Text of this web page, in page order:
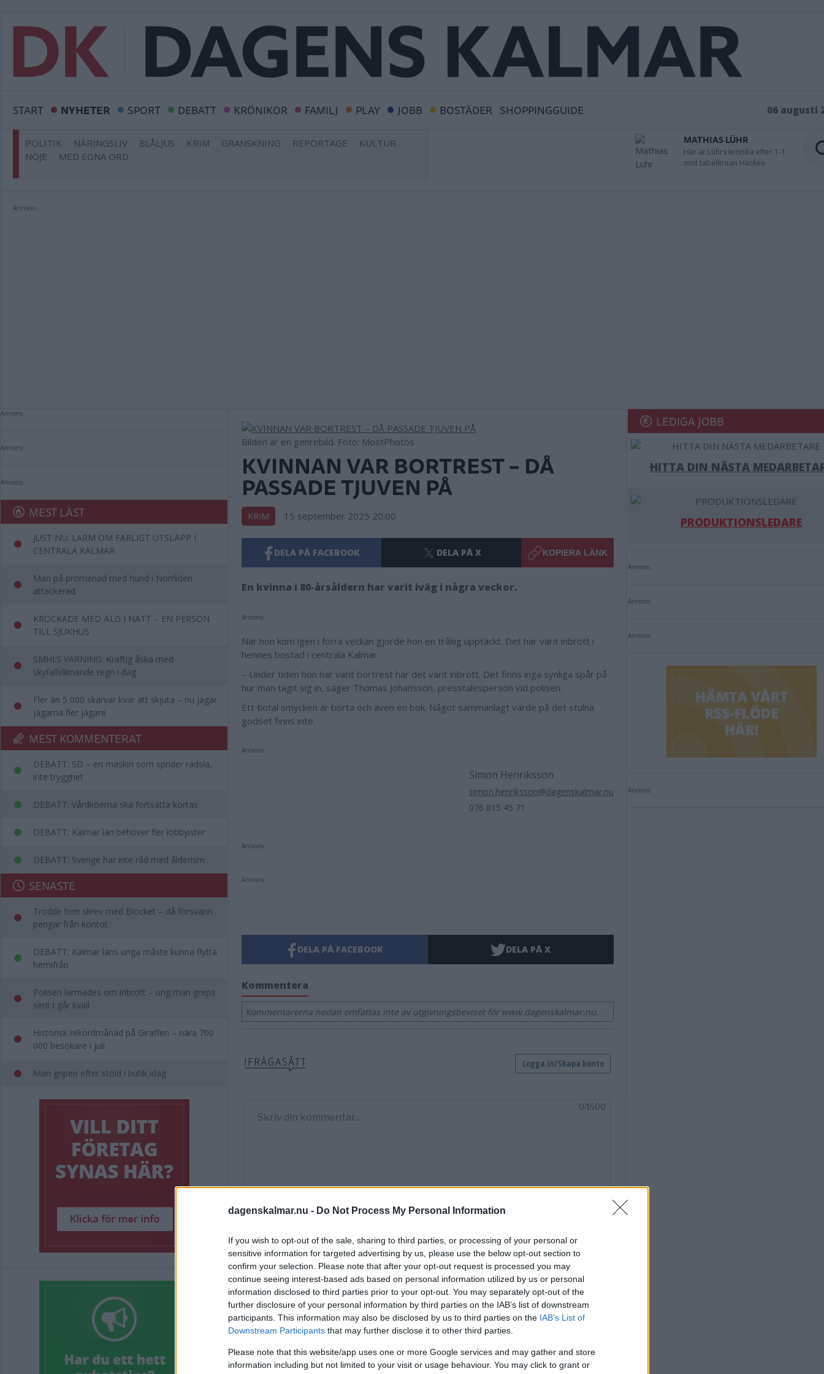
dagenskalmar.nu - Do Not Process My Personal Information
If you wish to opt-out of the sale, sharing to third parties, or processing of your personal or
sensitive information for targeted advertising by us, please use the below opt-out section to
confirm your selection. Please note that after your opt-out request is processed you may
continue seeing interest-based ads based on personal information utilized by us or personal
information disclosed to third parties prior to your opt-out. You may separately opt-out of the
further disclosure of your personal information by third parties on the IAB’s list of downstream
participants. This information may also be disclosed by us to third parties on the IAB’s List of
Downstream Participants that may further disclose it to other third parties.
Please note that this website/app uses one or more Google services and may gather and store
information including but not limited to your visit or usage behaviour. You may click to grant or
START NYHETER SPORT DEBATT KRÖNIKOR FAMILJ PLAY JOBB BOSTÄDER SHOPPINGGUIDE 06 augusti
POLITIK NÄRINGSLIV BLÅLJUS KRIM GRANSKNING REPORTAGE
KULTUR
NÖJE
MED EGNA ORD
MATHIAS LÜHR
Här är Lührs krönika efter 1-1
mot tabelltrean Häcken
Annons:
Annons:
Annons:
Annons:
MEST LÄST
JUST NU: LARM OM FARLIGT UTSLÄPP I
CENTRALA KALMAR
Man på promenad med hund i Norrliden
attackerad
KROCKADE MED ÄLG I NATT – EN PERSON
TILL SJUKHUS
SMHI:S VARNING: Kraftig åska med
skyfallsliknande regn i dag
Fler än 5 000 skarvar kvar att skjuta – nu jagar
jägarna fler jägare
MEST KOMMENTERAT
DEBATT: SD – en maskin som sprider rädsla,
inte trygghet
DEBATT: Vårdköerna ska fortsätta kortas
DEBATT: Kalmar län behöver fler lobbyister
DEBATT: Sverige har inte råd med ålderism
SENASTE
Trodde hon skrev med Blocket – då försvann
pengar från kontot
DEBATT: Kalmar läns unga måste kunna flytta
hemifrån
Polisen larmades om inbrott – ung man greps
sent i går kväll
Historisk rekordmånad på Giraffen – nära 700
000 besökare i juli
Man gripen efter stöld i butik idag
Bilden är en genrebild. Foto: MostPhotos
KVINNAN VAR BORTREST – DÅ
PASSADE TJUVEN PÅ
KRIM 15 september 2025 20.00
DELA PÅ FACEBOOK DELA PÅ X KOPIERA LÄNK
En kvinna i 80-årsåldern har varit iväg i några veckor.
Annons:
När hon kom igen i förra veckan gjorde hon en tråkig upptäckt. Det har varit inbrott i
hennes bostad i centrala Kalmar.
– Under tiden hon har varit bortrest har det varit inbrott. Det finns inga synliga spår på
hur man tagit sig in, säger Thomas Johansson, presstalesperson vid polisen.
Ett tiotal smycken är borta och även en bok. Något sammanlagt värde på det stulna
godset finns inte.
Annons:
Simon Henriksson
simon.henriksson@dagenskalmar.nu
076 815 45 71
Annons:
Annons:
DELA PÅ FACEBOOK DELA PÅ X
Kommentera
Kommentarerna nedan omfattas inte av utgivningsbeviset för www.dagenskalmar.nu.
Trodde hon skrev med Blocket – då
LEDIGA JOBB
HITTA DIN NÄSTA
PRODUKTIONSLEDARE
Annons:
Annons:
Annons:
Annons: